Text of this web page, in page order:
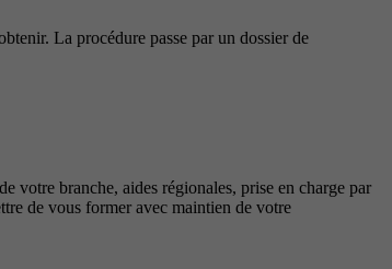
La procédure passe par un dossier de
votre branche, aides régionales, prise en charge par
de vous former avec maintien de votre